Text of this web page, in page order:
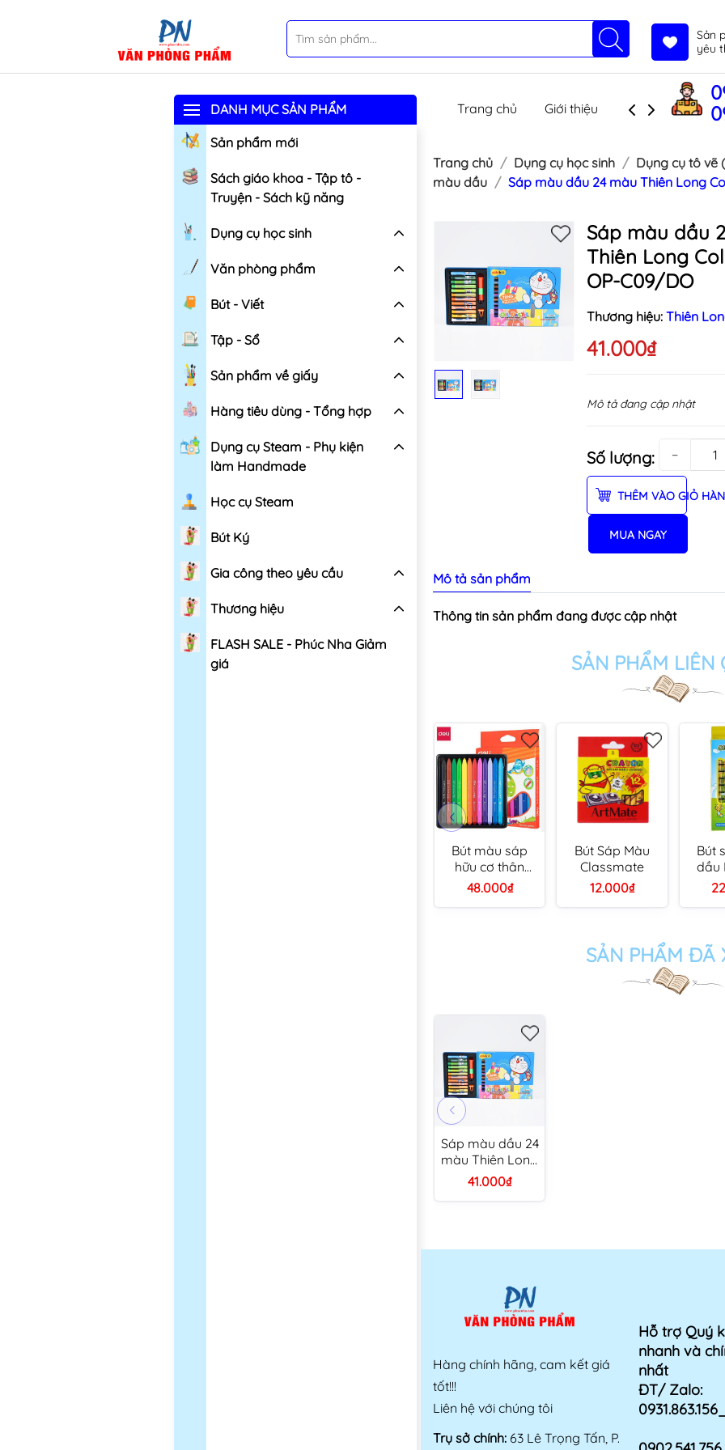
Sản
yêu
DANH MỤC SẢN PHẨM
Sản phẩm mới
Sách giáo khoa - Tập tô -
Truyện - Sách kỹ năng
Dụng cụ học sinh
Văn phòng phẩm
Bút - Viết
Tập - Sổ
Sản phẩm về giấy
Hàng tiêu dùng - Tổng hợp
Dụng cụ Steam - Phụ kiện
làm Handmade
Học cụ Steam
Bút Ký
Gia công theo yêu cầu
Thương hiệu
FLASH SALE - Phúc Nha Giảm
giá
Trang chủ Giới thiệu Sản phẩm
Trang chủ Dụng cụ học sinh Dụng cụ tô vẽ
màu dầu
Sáp màu dầu 24 màu Thiên Long
Sáp màu dầu
Thiên Long
OP-C09/DO
Thương hiệu: Thiên
41.000₫
Mô tả đang cập nhật
Số lượng: −
THÊM VÀO GIỎ
MUA NGAY
Mô tả sản phẩm
Thông tin sản phẩm đang được cập nhật
SẢN PHẨM LIÊN
Bút màu sáp
hữu cơ thân
nhựa Deli
48.000₫
Bút Sáp Màu
Classmate
12.000₫
Bút
dầu
Con
SẢN PHẨM ĐÃ
Sáp màu dầu 24
màu Thiên Long
Colokit OP-
C09/DO
41.000₫
Hàng chính hãng, cam kết giá
tốt!!!
Liên hệ với chúng tôi
Trụ sở chính: 63 Lê Trọng Tấn, P.
Hỗ trợ Quý
nhanh và
nhất
ĐT/ Zalo: